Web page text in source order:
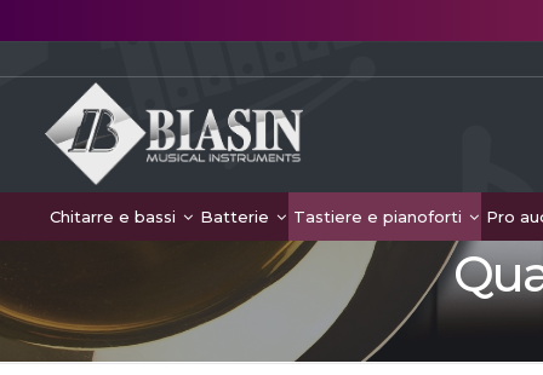
Chitarre e bassi Batterie Tastiere e pianoforti Pro